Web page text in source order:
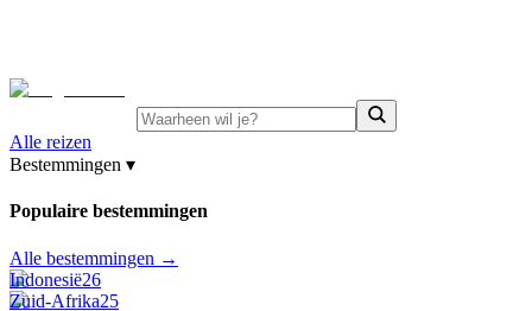
Alle reizen
Bestemmingen ▾
Populaire bestemmingen
Alle bestemmingen →
Indonesië26
Zuid-Afrika25